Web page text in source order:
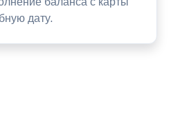
дату.